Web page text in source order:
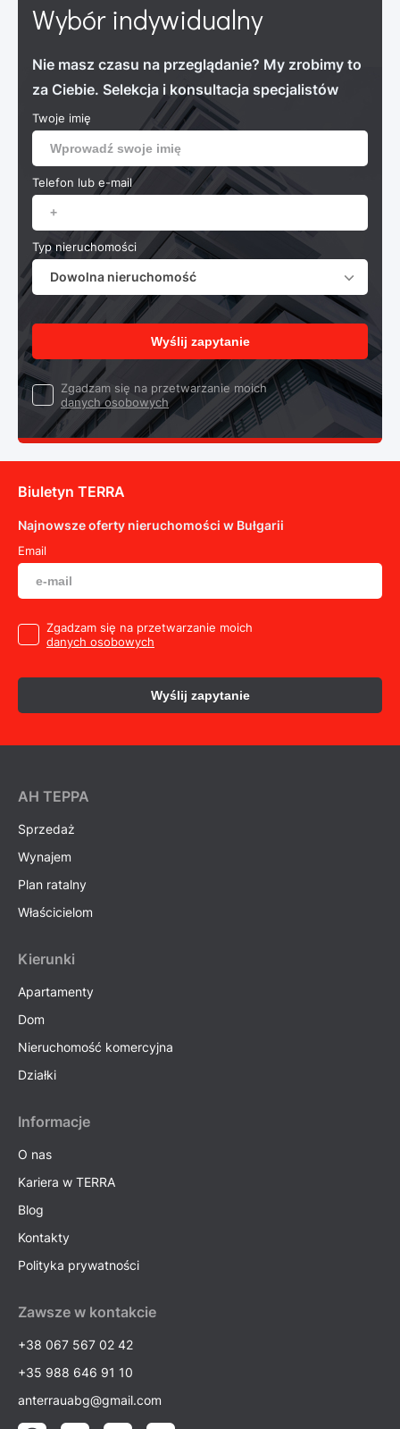
Wybór indywidualny
Nie masz czasu na przeglądanie? My zrobimy to
za Ciebie. Selekcja i konsultacja specjalistów
Twoje imię
Telefon lub e-mail
Typ nieruchomości
Dowolna nieruchomość
Wyślij zapytanie
Zgadzam się na przetwarzanie moich
danych osobowych
Biuletyn TERRA
Najnowsze oferty nieruchomości w Bułgarii
Email
Zgadzam się na przetwarzanie moich
danych osobowych
Wyślij zapytanie
AH ТEPPA
Sprzedaż
Wynajem
Plan ratalny
Właścicielom
Kierunki
Apartamenty
Dom
Nieruchomość komercyjna
Działki
Informacje
O nas
Kariera w TERRA
Blog
Kontakty
Polityka prywatności
Zawsze w kontakcie
+38 067 567 02 42
+35 988 646 91 10
anterrauabg@gmail.com